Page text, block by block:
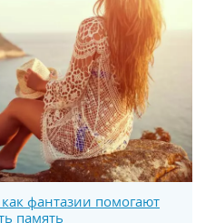
фантазии помогают
память